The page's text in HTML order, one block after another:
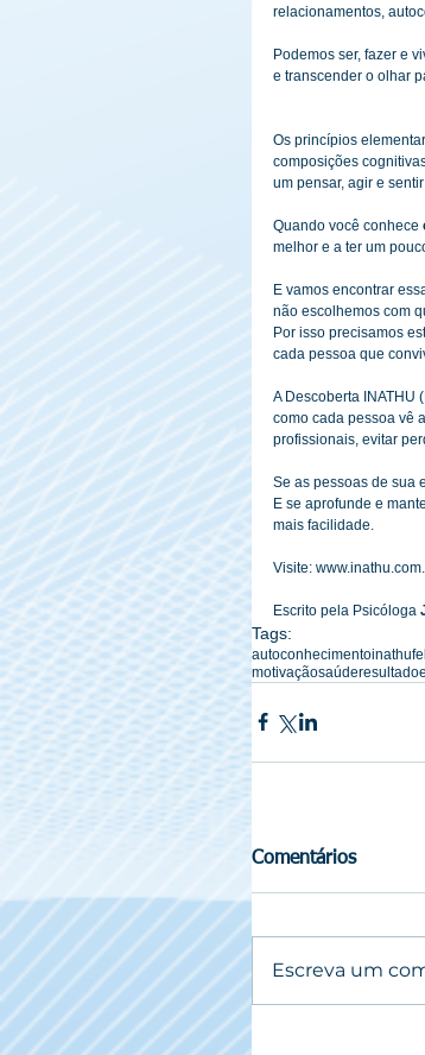
relacionamentos,
Podemos ser, fazer e
e transcender o olhar
Os princípios
composições
um pensar, agir e
Quando você conhece
melhor e a ter um
E vamos encontrar
não escolhemos com
Por isso precisamos
cada pessoa que
A Descoberta INATHU
como cada pessoa vê
profissionais, evitar
Se as pessoas de sua
E se aprofunde e
mais facilidade.
Visite:
Escrito pela Psicóloga
Tags:
autoconhecimentoinathu
motivaçãosaúderesultado
Comentários
Escreva um